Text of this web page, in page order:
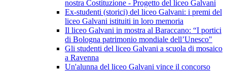
nostra Costituzione - Progetto del liceo Galvani
Ex-studenti (storici) del liceo Galvani: i premi del
liceo Galvani istituiti in loro memoria
Il liceo Galvani in mostra al Baraccano: “I portici
di Bologna patrimonio mondiale dell’Unesco"
Gli studenti del liceo Galvani a scuola di mosaico
a Ravenna
Un'alunna del liceo Galvani vince il concorso